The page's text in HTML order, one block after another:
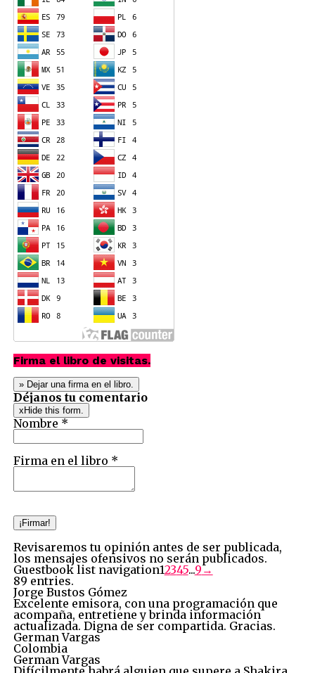
Firma el libro de visitas.
Déjanos tu comentario
x Hide this form.
Nombre *
Firma en el libro *
Revisaremos tu opinión antes de ser publicada,
los mensajes ofensivos no serán publicados.
Guestbook list navigation12345...9→
89 entries.
Jorge Bustos Gómez
Excelente emisora, con una programación que
acompaña, entretiene y brinda información
actualizada. Digna de ser compartida. Gracias.
German Vargas
Colombia
German Vargas